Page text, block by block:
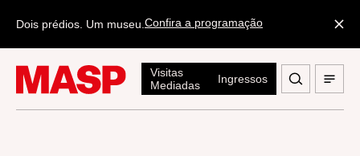
Dois prédios. Um museu. Confira a programação
Visitas
Mediadas
Ingressos